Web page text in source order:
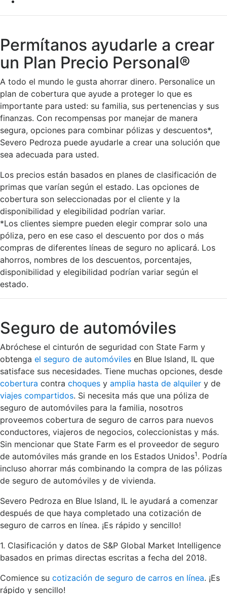
Permítanos ayudarle a crear
un Plan Precio Personal®
A todo el mundo le gusta ahorrar dinero. Personalice un
plan de cobertura que ayude a proteger lo que es
importante para usted: su familia, sus pertenencias y sus
finanzas. Con recompensas por manejar de manera
segura, opciones para combinar pólizas y descuentos*,
Severo Pedroza puede ayudarle a crear una solución que
sea adecuada para usted.
Los precios están basados en planes de clasificación de
primas que varían según el estado. Las opciones de
cobertura son seleccionadas por el cliente y la
disponibilidad y elegibilidad podrían variar.
*Los clientes siempre pueden elegir comprar solo una
póliza, pero en ese caso el descuento por dos o más
compras de diferentes líneas de seguro no aplicará. Los
ahorros, nombres de los descuentos, porcentajes,
disponibilidad y elegibilidad podrían variar según el
estado.
Seguro de automóviles
Abróchese el cinturón de seguridad con State Farm y
obtenga el seguro de automóviles en Blue Island, IL que
satisface sus necesidades. Tiene muchas opciones, desde
cobertura contra choques y amplia hasta de alquiler y de
viajes compartidos. Si necesita más que una póliza de
seguro de automóviles para la familia, nosotros
proveemos cobertura de seguro de carros para nuevos
conductores, viajeros de negocios, coleccionistas y más.
Sin mencionar que State Farm es el proveedor de seguro
de automóviles más grande en los Estados Unidos1 . Podría
incluso ahorrar más combinando la compra de las pólizas
de seguro de automóviles y de vivienda.
Severo Pedroza en Blue Island, IL le ayudará a comenzar
después de que haya completado una cotización de
seguro de carros en línea. ¡Es rápido y sencillo!
1. Clasificación y datos de S&P Global Market Intelligence
basados en primas directas escritas a fecha del 2018.
Comience su cotización de seguro de carros en línea. ¡Es
rápido y sencillo!